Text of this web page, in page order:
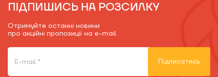
ПІДПИШИСЬ НА РОЗСИЛКУ
Отримуйте останні новини
про акційні пропозиції на e-mail
Підписатись